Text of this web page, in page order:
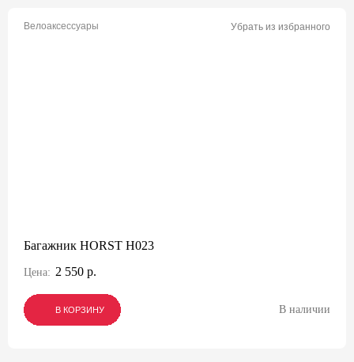
Велоаксессуары Убрать из избранного
Багажник HORST H023
Цена: 2 550 р.
В КОРЗИНУ
В КОРЗИНУ
В КОРЗИНУ В наличии